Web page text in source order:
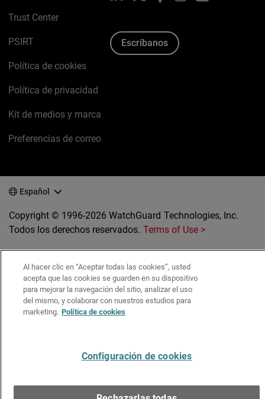
Trust Center
PSIRT
Política de cookies
Política de privacidad
Kit de medios y marca
Preferencias de correo
Escríbanos
Español
Copyright © 1996-2026 WatchGuard Technologies, Inc.
Todos los derechos reservados. Terms of Use >
Al hacer clic en “Aceptar todas las cookies”, usted
acepta que las cookies se guarden en su dispositivo
para mejorar la navegación del sitio, analizar el uso
del mismo, y colaborar con nuestros estudios para
marketing. Política de cookies
Configuración de cookies